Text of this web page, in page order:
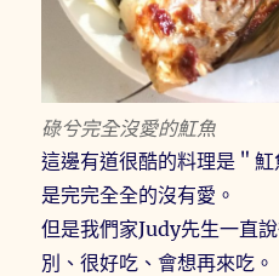
碌兮完全沒愛的魟魚
這邊有道很酷的料理是＂
是完完全全的沒有愛。
但是我們家Judy先生一直
別、很好吃、會想再來吃。